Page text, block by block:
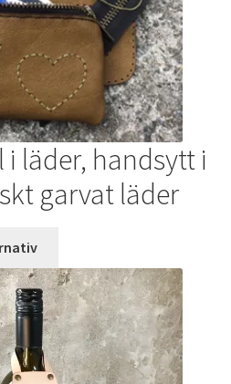
läder, handsytt i
garvat läder
produkten
har
flera
varianter.
De